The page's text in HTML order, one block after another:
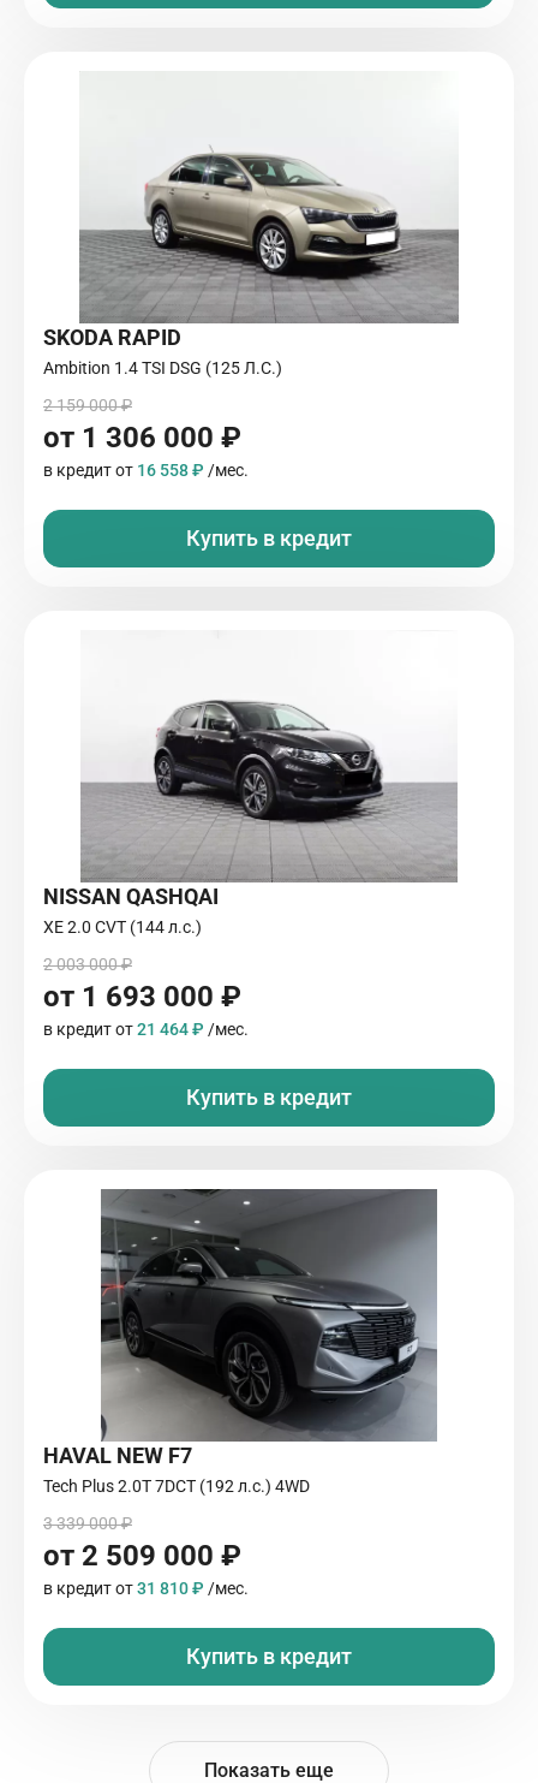
SKODA RAPID
Ambition 1.4 TSI DSG (125 Л.С.)
2 159 000 ₽
от 1 306 000 ₽
в кредит от 16 558 ₽ /мес.
Купить в кредит
NISSAN QASHQAI
XE 2.0 CVT (144 л.с.)
2 003 000 ₽
от 1 693 000 ₽
в кредит от21 464 ₽ /мес.
Купить в кредит
HAVAL NEW F7
Tech Plus 2.0T 7DCT (192 л.с.) 4WD
3 339 000 ₽
от 2 509 000 ₽
в кредит от31 810 ₽ /мес.
Купить в кредит
Показать еще